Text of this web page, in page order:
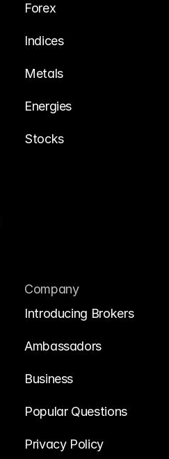
Forex
Indices
Metals
Energies
Stocks
Company
Introducing Brokers
Ambassadors
Business
Popular Questions
Privacy Policy